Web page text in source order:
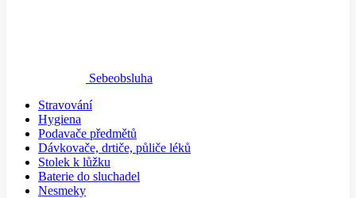
Sebeobsluha
Stravování
Hygiena
Podavače předmětů
Dávkovače, drtiče, půliče léků
Stolek k lůžku
Baterie do sluchadel
Nesmeky